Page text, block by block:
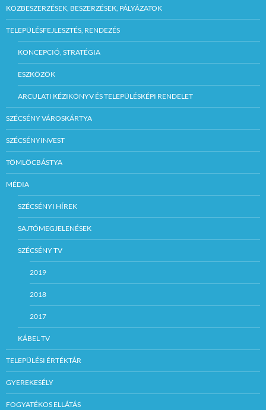
KÖZBESZERZÉSEK, BESZERZÉSEK, PÁLYÁZATOK
TELEPÜLÉSFEJLESZTÉS, RENDEZÉS
KONCEPCIÓ, STRATÉGIA
ESZKÖZÖK
ARCULATI KÉZIKÖNYV ÉS TELEPÜLÉSKÉPI RENDELET
SZÉCSÉNY VÁROSKÁRTYA
SZÉCSÉNYINVEST
TÖMLÖCBÁSTYA
MÉDIA
SZÉCSÉNYI HÍREK
SAJTÓMEGJELENÉSEK
SZÉCSÉNY TV
2019
2018
2017
KÁBEL TV
TELEPÜLÉSI ÉRTÉKTÁR
GYEREKESÉLY
FOGYATÉKOS ELLÁTÁS